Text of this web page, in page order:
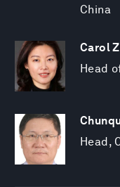
China
Carol
Head
Head,